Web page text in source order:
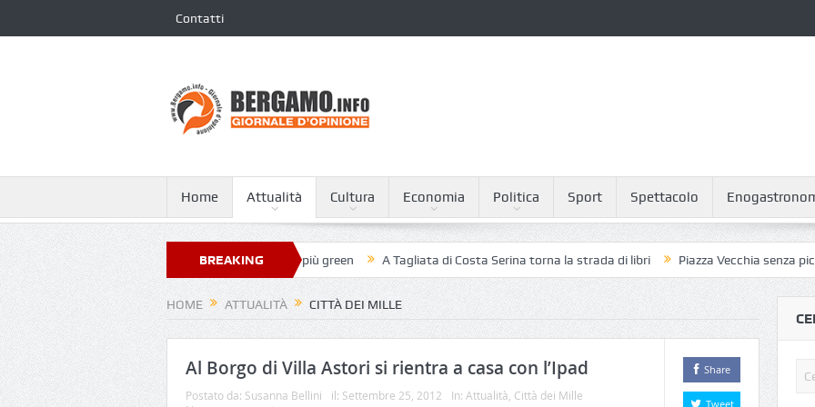
Contatti
Home Attualità Cultura Economia Politica Sport Spettacolo
BREAKING
NEWS
XXIII nella classifica dei 250 ospedali più green A Tagliata di Costa Serina torna la strada di libri Piazza Vecchia senza piccioni: il
HOME ATTUALITÀ CITTÀ DEI MILLE
Al Borgo di Villa Astori si rientra a casa con l’Ipad
Postato da: Susanna Bellini il: Settembre 25, 2012 In: Attualità Città dei Mille
Share
Tweet